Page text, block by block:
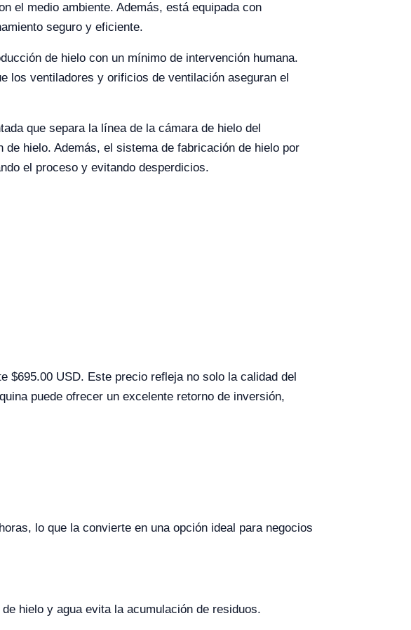
el medio ambiente. Además, está equipada con
seguro y eficiente.
de hielo con un mínimo de intervención humana.
los ventiladores y orificios de ventilación aseguran el
que separa la línea de la cámara de hielo del
hielo. Además, el sistema de fabricación de hielo por
el proceso y evitando desperdicios.
$695.00 USD. Este precio refleja no solo la calidad del
puede ofrecer un excelente retorno de inversión,
lo que la convierte en una opción ideal para negocios
hielo y agua evita la acumulación de residuos.